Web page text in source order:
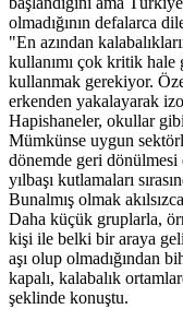
olmadığının defalarca
"En azından
kullanımı çok kritik
kullanmak gerekiyor.
erkenden yakalayarak
Hapishaneler, okullar
Mümkünse uygun
dönemde geri
yılbaşı kutlamaları
Bunalmış olmak
Daha küçük gruplarla,
kişi ile belki bir araya
aşı olup olmadığından
kapalı, kalabalık
şeklinde konuştu.